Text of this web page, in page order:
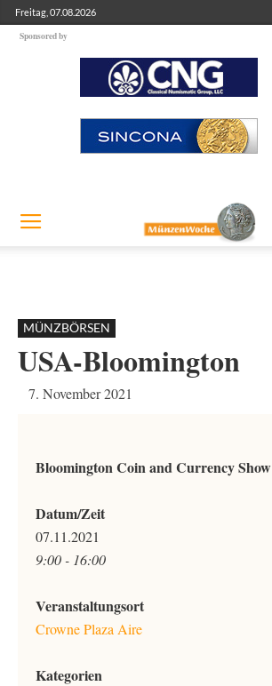
Freitag, 07.08.2026
Sponsored by
MÜNZBÖRSEN
USA-Bloomington
7. November 2021
Bloomington Coin and Currency Show
Datum/Zeit
07.11.2021
9:00 - 16:00
Veranstaltungsort
Crowne Plaza Aire
Kategorien